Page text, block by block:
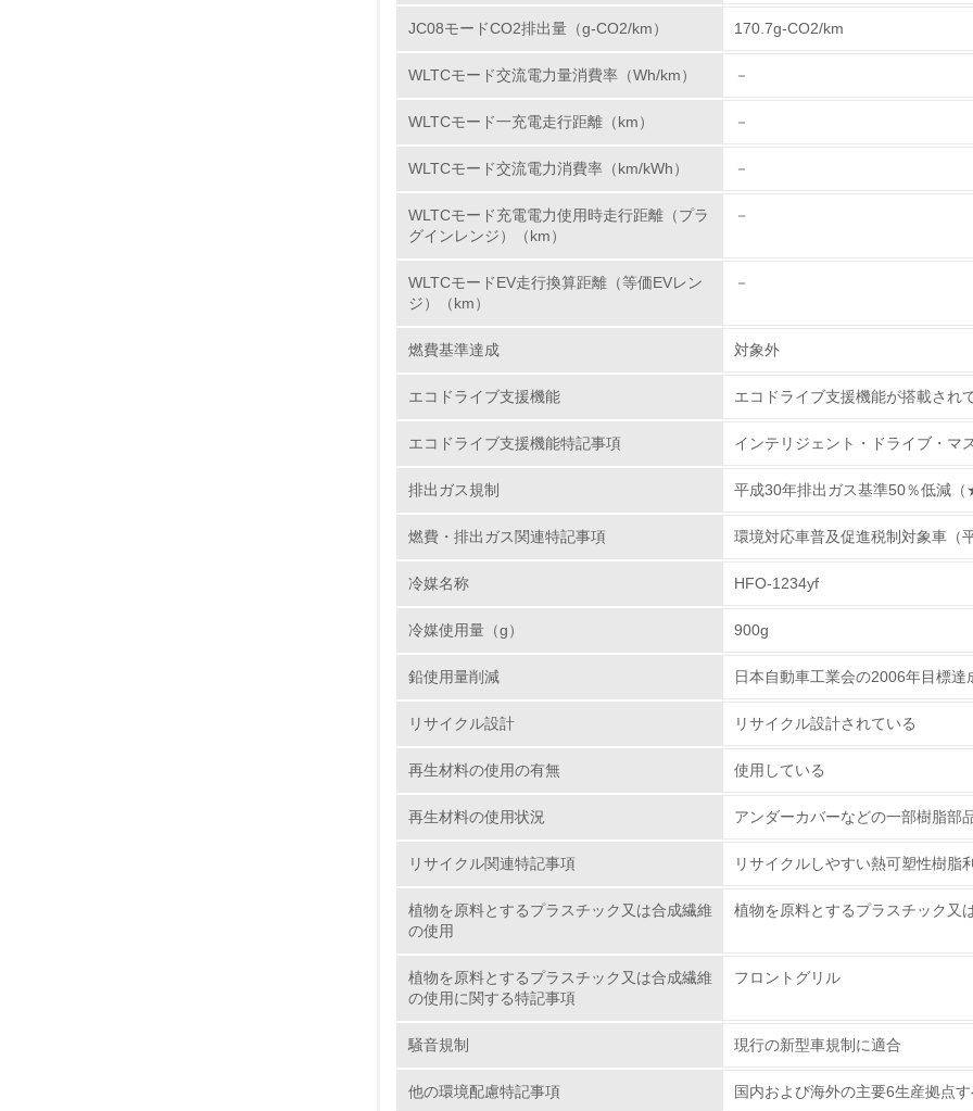
2.環境への取り組み
No.
9. <L1> 資源（投入原料、水等）とエネルギー（電力、重油、ガス
環境配慮型製品・サービスの
11. <L1> 環境配慮型製品・サービスの製造・販売を積極的に行って
12. <L2> 環境配慮型製品・サービスの製造・販売状況を把握し、
グリーン購入
包装・物流
非該当（包装・物流を必要とする業務を行っていない）
15. <L1> 環境負荷ができるだけ小さい包装・梱包を行っている
16. <L2> 環境負荷ができるだけ小さい物流を行っている
非該当（化学物質を使用していない）
JC08モードCO2排出量（g-CO2/km） 170.7g-CO2/km
WLTCモード交流電力量消費率（Wh/km） －
WLTCモード一充電走行距離（km） －
WLTCモード交流電力消費率（km/kWh） －
WLTCモード充電電力使用時走行距離（プラ
グインレンジ）（km）
－
WLTCモードEV走行換算距離（等価EVレン
ジ）（km）
－
燃費基準達成 対象外
エコドライブ支援機能 エコドライブ支援機能が搭載され
エコドライブ支援機能特記事項 インテリジェント・ドライブ・マ
排出ガス規制 平成30年排出ガス基準50％低減
燃費・排出ガス関連特記事項 環境対応車普及促進税制対象車（
冷媒名称 HFO-1234yf
冷媒使用量（g） 900g
鉛使用量削減 日本自動車工業会の2006年目標達
リサイクル設計 リサイクル設計されている
再生材料の使用の有無 使用している
再生材料の使用状況 アンダーカバーなどの一部樹脂部
リサイクル関連特記事項 リサイクルしやすい熱可塑性樹脂
植物を原料とするプラスチック又は合成繊維
の使用
植物を原料とするプラスチック又
植物を原料とするプラスチック又は合成繊維
の使用に関する特記事項
フロントグリル
騒音規制 現行の新型車規制に適合
他の環境配慮特記事項 国内および海外の主要6生産拠点